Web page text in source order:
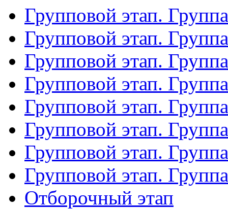
Групповой этап.
Групповой этап.
Групповой этап.
Групповой этап.
Групповой этап.
Групповой этап.
Групповой этап.
Групповой этап.
Отборочный этап